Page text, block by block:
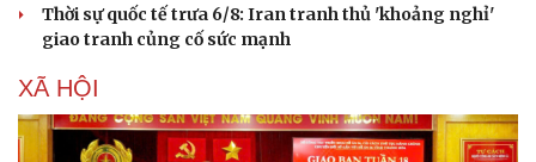
Thời sự quốc tế trưa 6/8: Iran tranh thủ 'khoảng nghỉ'
giao tranh củng cố sức mạnh
XÃ HỘI